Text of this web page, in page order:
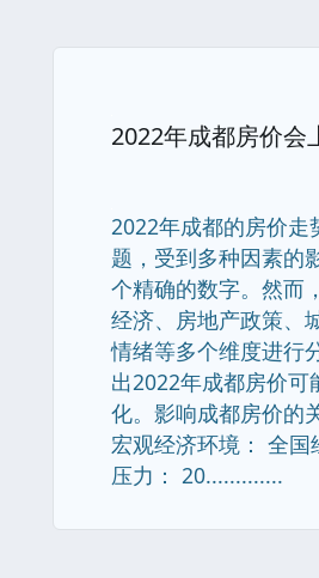
2022年成都房价会
2022年成都的房价走
题，受到多种因素的
个精确的数字。然而
经济、房地产政策、
情绪等多个维度进行
出2022年成都房价可
化。影响成都房价的
宏观经济环境： 全
压力： 20.............